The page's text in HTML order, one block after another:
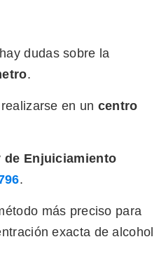
dudas sobre la
.
en un centro
de Enjuiciamiento
.
más preciso para
exacta de alcohol